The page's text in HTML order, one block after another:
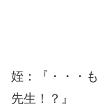
姪：『・・・
先生！？』